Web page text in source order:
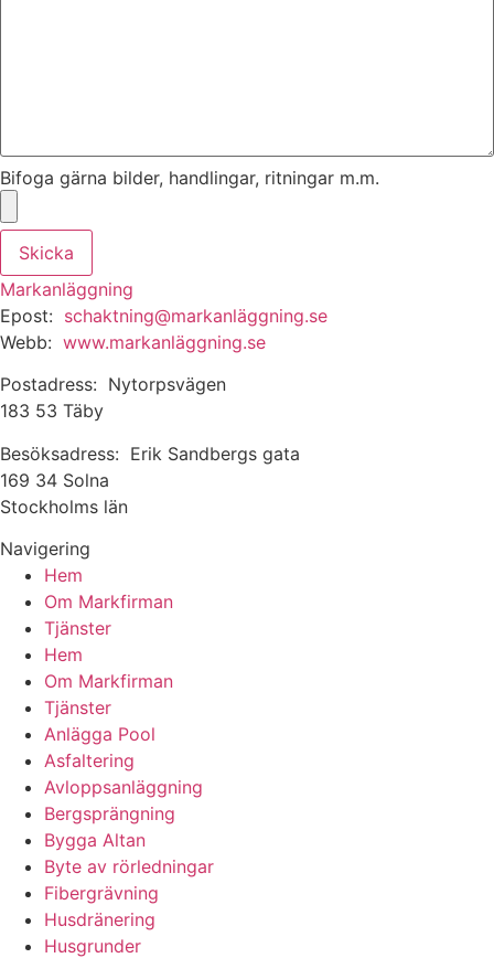
Bifoga gärna bilder, handlingar, ritningar m.m.
Skicka
Markanläggning
Epost: schaktning@markanläggning.se
Webb: www.markanläggning.se
Postadress: Nytorpsvägen
183 53 Täby
Besöksadress: Erik Sandbergs gata
169 34 Solna
Stockholms län
Navigering
Hem
Om Markfirman
Tjänster
Hem
Om Markfirman
Tjänster
Anlägga Pool
Asfaltering
Avloppsanläggning
Bergsprängning
Bygga Altan
Byte av rörledningar
Fibergrävning
Husdränering
Husgrunder